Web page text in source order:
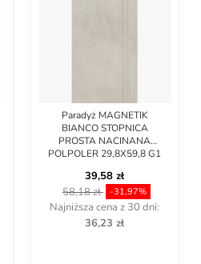
Paradyż MAGNETIK
BIANCO STOPNICA
PROSTA NACINANA
POLPOLER 29,8X59,8 G1
39,58 zł
58,18 zł
-31,97%
Najniższa cena z 30 dni:
36,23 zł